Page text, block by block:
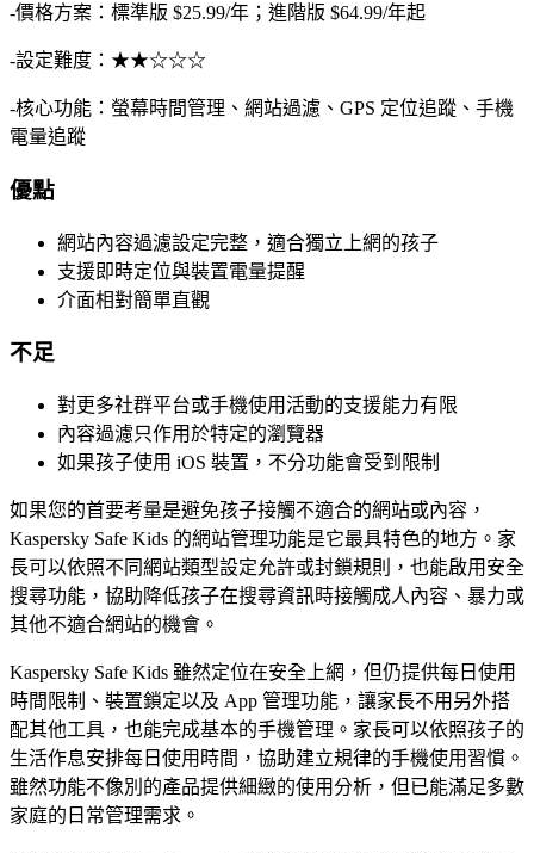
-價格方案：標準版 $25.99/年；進階版 $64.99/年起
-設定難度：★★☆☆☆
-核心功能：螢幕時間管理、網站過濾、GPS 定位追蹤、手機
電量追蹤
優點
網站內容過濾設定完整，適合獨立上網的孩子
支援即時定位與裝置電量提醒
介面相對簡單直觀
不足
對更多社群平台或手機使用活動的支援能力有限
內容過濾只作用於特定的瀏覽器
如果孩子使用 iOS 裝置，不分功能會受到限制
如果您的首要考量是避免孩子接觸不適合的網站或內容，
Kaspersky Safe Kids 的網站管理功能是它最具特色的地方。家
長可以依照不同網站類型設定允許或封鎖規則，也能啟用安全
搜尋功能，協助降低孩子在搜尋資訊時接觸成人內容、暴力或
其他不適合網站的機會。
Kaspersky Safe Kids 雖然定位在安全上網，但仍提供每日使用
時間限制、裝置鎖定以及 App 管理功能，讓家長不用另外搭
配其他工具，也能完成基本的手機管理。家長可以依照孩子的
生活作息安排每日使用時間，協助建立規律的手機使用習慣。
雖然功能不像別的產品提供細緻的使用分析，但已能滿足多數
家庭的日常管理需求。